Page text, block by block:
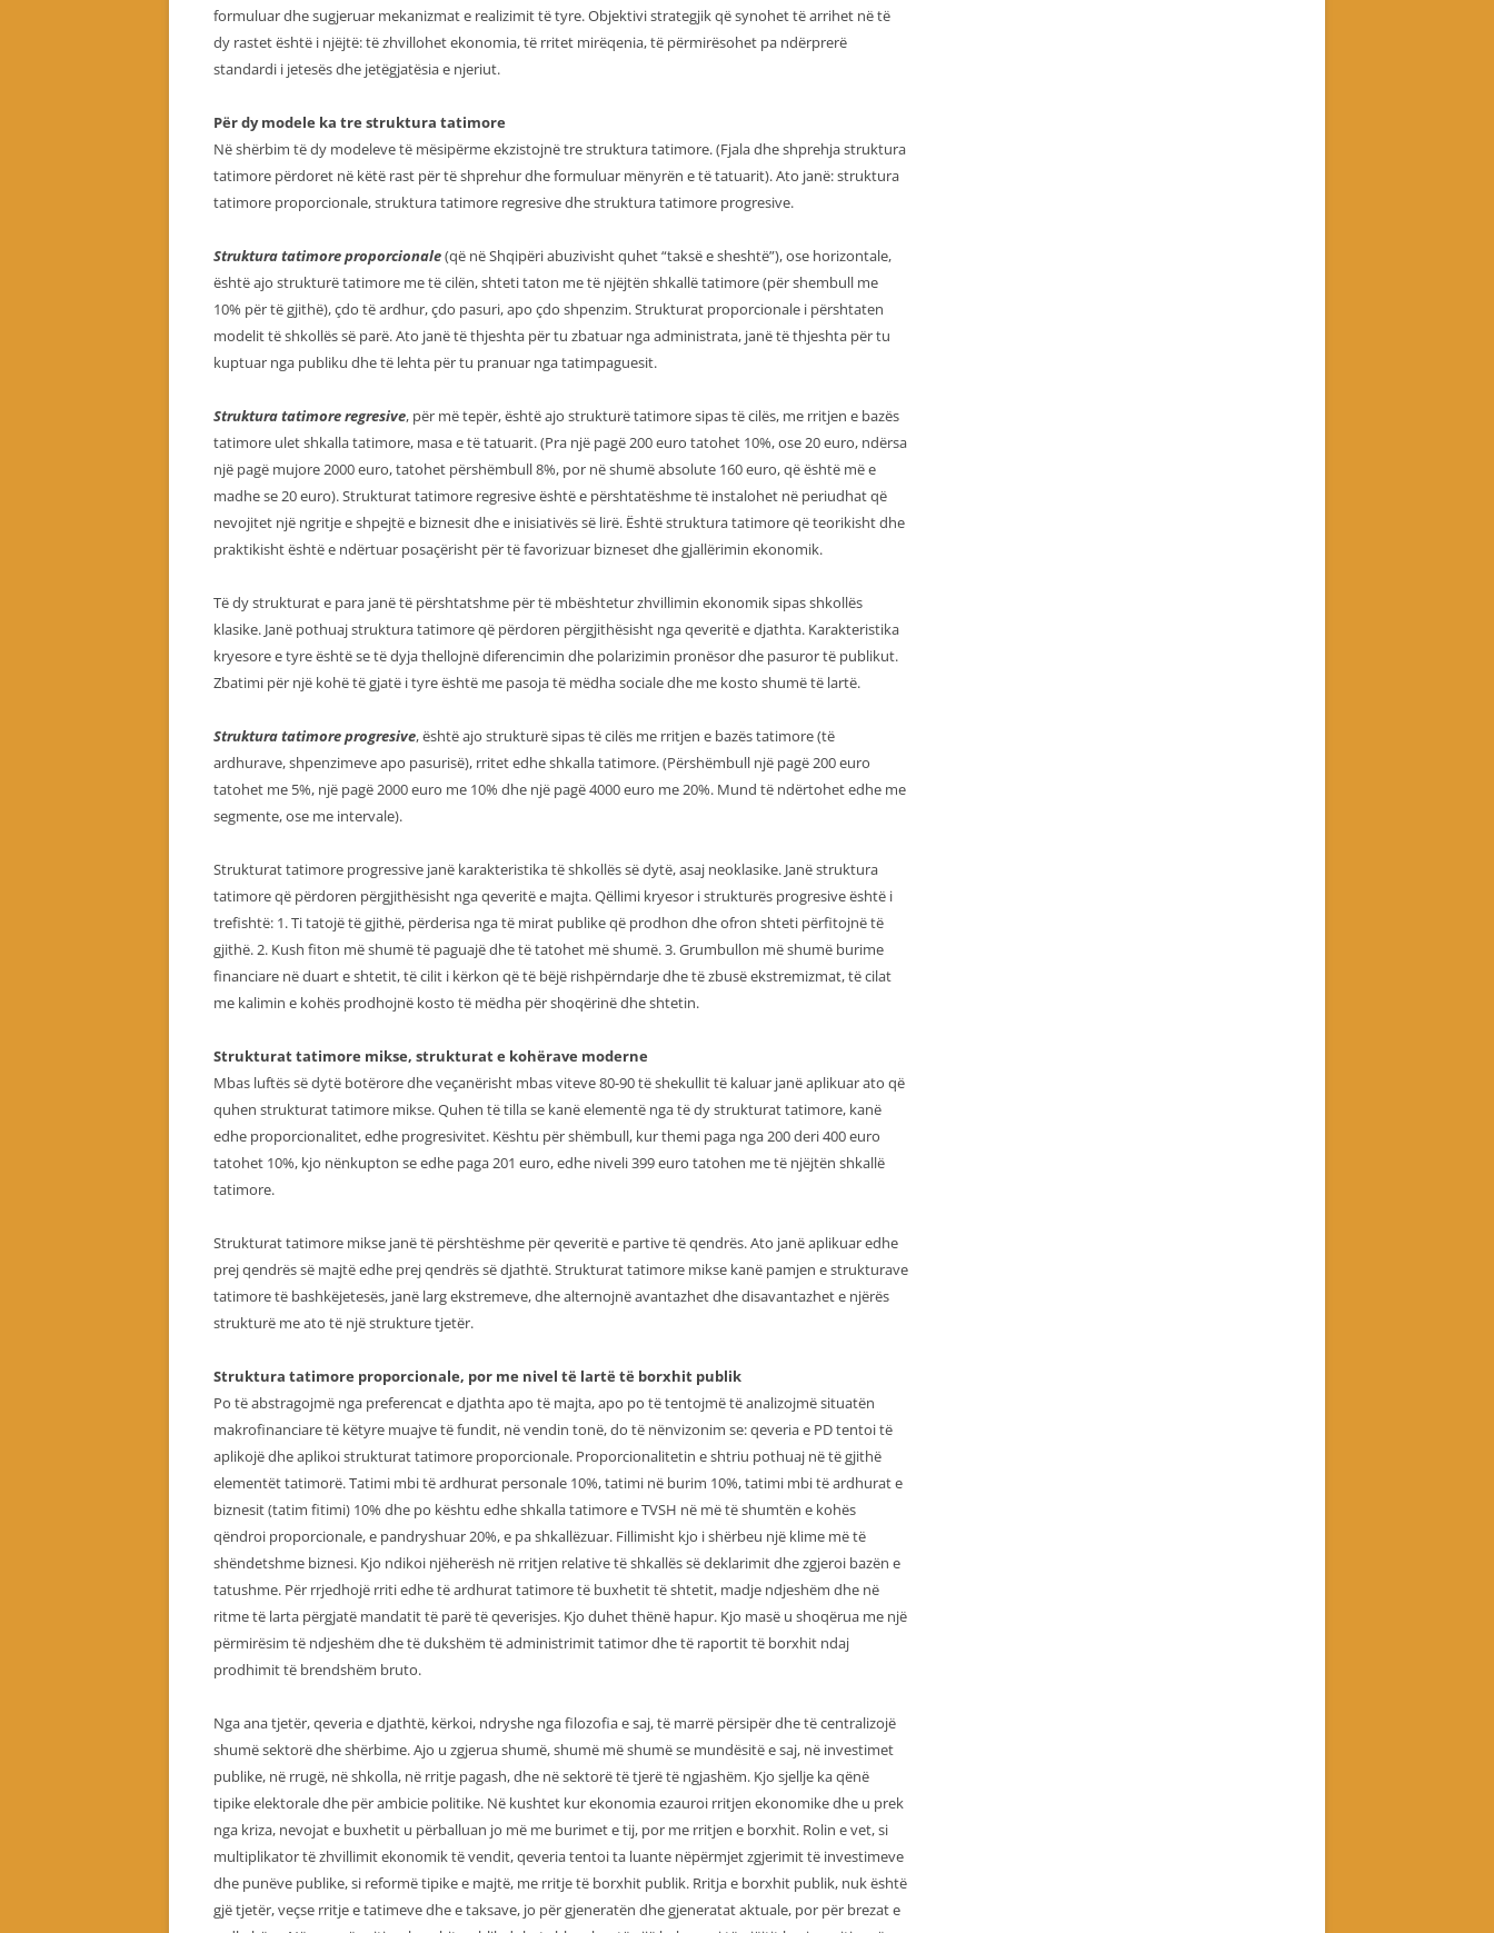
formuluar dhe sugjeruar mekanizmat e realizimit të tyre. Objektivi strategjik që synohet të arrihet në të
dy rastet është i njëjtë: të zhvillohet ekonomia, të rritet mirëqenia, të përmirësohet pa ndërprerë
standardi i jetesës dhe jetëgjatësia e njeriut.
Për dy modele ka tre struktura tatimore
Në shërbim të dy modeleve të mësipërme ekzistojnë tre struktura tatimore. (Fjala dhe shprehja struktura
tatimore përdoret në këtë rast për të shprehur dhe formuluar mënyrën e të tatuarit). Ato janë: struktura
tatimore proporcionale, struktura tatimore regresive dhe struktura tatimore progresive.
Struktura tatimore proporcionale(që në Shqipëri abuzivisht quhet “taksë e sheshtë”), ose horizontale,
është ajo strukturë tatimore me të cilën, shteti taton me të njëjtën shkallë tatimore (për shembull me
10% për të gjithë), çdo të ardhur, çdo pasuri, apo çdo shpenzim. Strukturat proporcionale i përshtaten
modelit të shkollës së parë. Ato janë të thjeshta për tu zbatuar nga administrata, janë të thjeshta për tu
kuptuar nga publiku dhe të lehta për tu pranuar nga tatimpaguesit.
Struktura tatimore regresive, për më tepër, është ajo strukturë tatimore sipas të cilës, me rritjen e bazës
tatimore ulet shkalla tatimore, masa e të tatuarit. (Pra një pagë 200 euro tatohet 10%, ose 20 euro, ndërsa
një pagë mujore 2000 euro, tatohet përshëmbull 8%, por në shumë absolute 160 euro, që është më e
madhe se 20 euro). Strukturat tatimore regresive është e përshtatëshme të instalohet në periudhat që
nevojitet një ngritje e shpejtë e biznesit dhe e inisiativës së lirë. Është struktura tatimore që teorikisht dhe
praktikisht është e ndërtuar posaçërisht për të favorizuar bizneset dhe gjallërimin ekonomik.
Të dy strukturat e para janë të përshtatshme për të mbështetur zhvillimin ekonomik sipas shkollës
klasike. Janë pothuaj struktura tatimore që përdoren përgjithësisht nga qeveritë e djathta. Karakteristika
kryesore e tyre është se të dyja thellojnë diferencimin dhe polarizimin pronësor dhe pasuror të publikut.
Zbatimi për një kohë të gjatë i tyre është me pasoja të mëdha sociale dhe me kosto shumë të lartë.
Struktura tatimore progresive, është ajo strukturë sipas të cilës me rritjen e bazës tatimore (të
ardhurave, shpenzimeve apo pasurisë), rritet edhe shkalla tatimore. (Përshëmbull një pagë 200 euro
tatohet me 5%, një pagë 2000 euro me 10% dhe një pagë 4000 euro me 20%. Mund të ndërtohet edhe me
segmente, ose me intervale).
Strukturat tatimore progressive janë karakteristika të shkollës së dytë, asaj neoklasike. Janë struktura
tatimore që përdoren përgjithësisht nga qeveritë e majta. Qëllimi kryesor i strukturës progresive është i
trefishtë: 1. Ti tatojë të gjithë, përderisa nga të mirat publike që prodhon dhe ofron shteti përfitojnë të
gjithë. 2. Kush fiton më shumë të paguajë dhe të tatohet më shumë. 3. Grumbullon më shumë burime
financiare në duart e shtetit, të cilit i kërkon që të bëjë rishpërndarje dhe të zbusë ekstremizmat, të cilat
me kalimin e kohës prodhojnë kosto të mëdha për shoqërinë dhe shtetin.
Strukturat tatimore mikse, strukturat e kohërave moderne
Mbas luftës së dytë botërore dhe veçanërisht mbas viteve 80-90 të shekullit të kaluar janë aplikuar ato që
quhen strukturat tatimore mikse. Quhen të tilla se kanë elementë nga të dy strukturat tatimore, kanë
edhe proporcionalitet, edhe progresivitet. Kështu për shëmbull, kur themi paga nga 200 deri 400 euro
tatohet 10%, kjo nënkupton se edhe paga 201 euro, edhe niveli 399 euro tatohen me të njëjtën shkallë
tatimore.
Strukturat tatimore mikse janë të përshtëshme për qeveritë e partive të qendrës. Ato janë aplikuar edhe
prej qendrës së majtë edhe prej qendrës së djathtë. Strukturat tatimore mikse kanë pamjen e strukturave
tatimore të bashkëjetesës, janë larg ekstremeve, dhe alternojnë avantazhet dhe disavantazhet e njërës
strukturë me ato të një strukture tjetër.
Struktura tatimore proporcionale, por me nivel të lartë të borxhit publik
Po të abstragojmë nga preferencat e djathta apo të majta, apo po të tentojmë të analizojmë situatën
makrofinanciare të këtyre muajve të fundit, në vendin tonë, do të nënvizonim se: qeveria e PD tentoi të
aplikojë dhe aplikoi strukturat tatimore proporcionale. Proporcionalitetin e shtriu pothuaj në të gjithë
elementët tatimorë. Tatimi mbi të ardhurat personale 10%, tatimi në burim 10%, tatimi mbi të ardhurat e
biznesit (tatim fitimi) 10% dhe po kështu edhe shkalla tatimore e TVSH në më të shumtën e kohës
qëndroi proporcionale, e pandryshuar 20%, e pa shkallëzuar. Fillimisht kjo i shërbeu një klime më të
shëndetshme biznesi. Kjo ndikoi njëherësh në rritjen relative të shkallës së deklarimit dhe zgjeroi bazën e
tatushme. Për rrjedhojë rriti edhe të ardhurat tatimore të buxhetit të shtetit, madje ndjeshëm dhe në
ritme të larta përgjatë mandatit të parë të qeverisjes. Kjo duhet thënë hapur. Kjo masë u shoqërua me një
përmirësim të ndjeshëm dhe të dukshëm të administrimit tatimor dhe të raportit të borxhit ndaj
prodhimit të brendshëm bruto.
Nga ana tjetër, qeveria e djathtë, kërkoi, ndryshe nga filozofia e saj, të marrë përsipër dhe të centralizojë
shumë sektorë dhe shërbime. Ajo u zgjerua shumë, shumë më shumë se mundësitë e saj, në investimet
publike, në rrugë, në shkolla, në rritje pagash, dhe në sektorë të tjerë të ngjashëm. Kjo sjellje ka qënë
tipike elektorale dhe për ambicie politike. Në kushtet kur ekonomia ezauroi rritjen ekonomike dhe u prek
nga kriza, nevojat e buxhetit u përballuan jo më me burimet e tij, por me rritjen e borxhit. Rolin e vet, si
multiplikator të zhvillimit ekonomik të vendit, qeveria tentoi ta luante nëpërmjet zgjerimit të investimeve
dhe punëve publike, si reformë tipike e majtë, me rritje të borxhit publik. Rritja e borxhit publik, nuk është
gjë tjetër, veçse rritje e tatimeve dhe e taksave, jo për gjeneratën dhe gjeneratat aktuale, por për brezat e